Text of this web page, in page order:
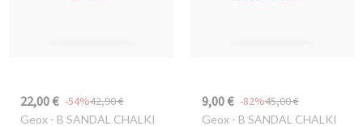
22,00 € 42,90 €
-54%
Geox- B SANDAL CHALKI
9,00 € 45,00 €
-82%
Geox- B SANDAL CHALKI